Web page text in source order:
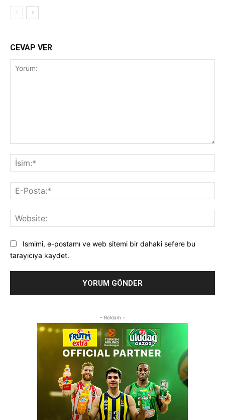
CEVAP VER
Ismimi, e-postamı ve web sitemi bir dahaki sefere bu
tarayıcıya kaydet.
- Reklam -